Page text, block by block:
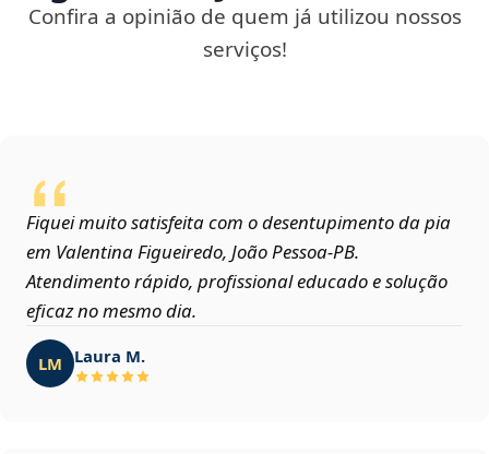
Confira a opinião de quem já utilizou nossos
serviços!
Fiquei muito satisfeita com o desentupimento da pia
em Valentina Figueiredo, João Pessoa‑PB.
Atendimento rápido, profissional educado e solução
eficaz no mesmo dia.
LM Laura M.